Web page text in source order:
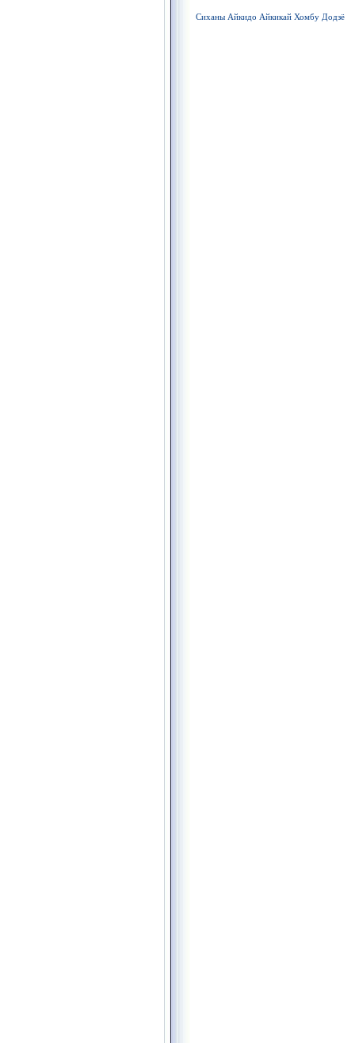
Сиханы Айкидо Айкикай Хомбу Додзё